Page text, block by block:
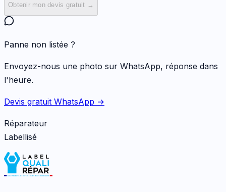
Obtenir mon devis gratuit →
Panne non listée ?
Envoyez-nous une photo sur WhatsApp, réponse dans
l'heure.
Devis gratuit WhatsApp →
Réparateur
Labellisé